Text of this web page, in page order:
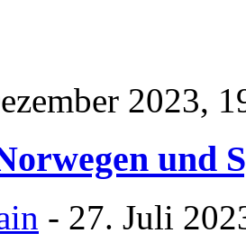
2023,
und
- 27. Juli